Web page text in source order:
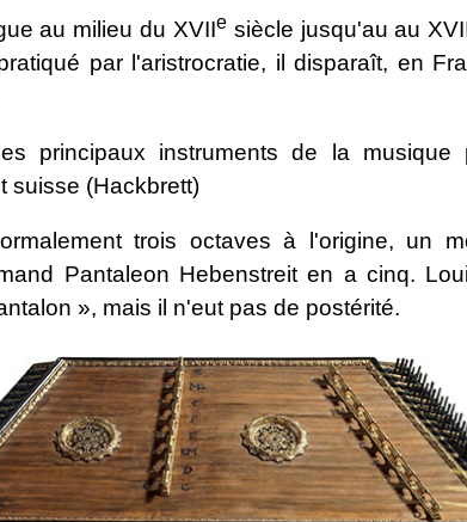
au milieu du XVIIesiècle jusqu'au au
par l'aristrocratie, il disparaît, en
principaux instruments de la musique
suisse (Hackbrett)
trois octaves à l'origine, un
Pantaleon Hebenstreit en a cinq.
», mais il n'eut pas de postérité.